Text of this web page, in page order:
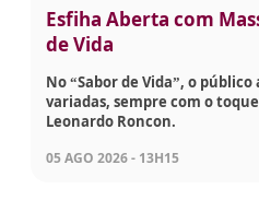
Esfiha Aberta com
de Vida
No “Sabor de Vida”, o
variadas, sempre com o
Leonardo Roncon.
05 AGO 2026 - 13H15